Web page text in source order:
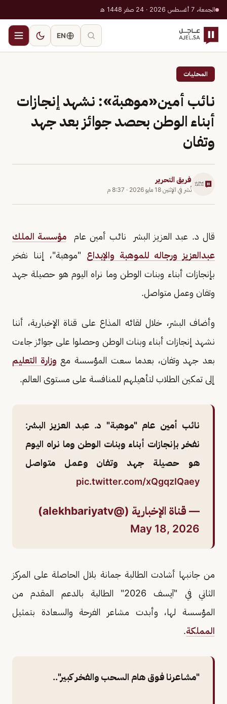
الجمعة، 7 أغسطس 2026 · 24 صفر 1448 هـ
EN
المحليات
نائب أمين«موهبة»: نشهد إنجازات
أبناء الوطن بحصد جوائز بعد جهد
وتفان
فريق التحرير
نُشر في الإثنين 18 مايو 2026 · 8:37 م
قال د. عبد العزيز البشر نائب أمين عام مؤسسة الملك
عبدالعزيز ورجاله للموهبة والإبداع "موهبة"، إننا نفخر
بإنجازات أبناء وبنات الوطن وما نراه اليوم هو حصيلة جهد
وتفان وعمل متواصل.
وأضاف البشر، خلال لقائه المذاع على قناة الإخبارية، أننا
نشهد إنجازات أبناء وبنات الوطن وحصلوا على جوائز جاءت
بعد جهد وتفان، بعدما سعت المؤسسة مع وزارة التعليم
إلى تمكين الطلاب لتأهيلهم للمنافسة على مستوى العالم.
نائب أمين عام "موهبة" د. عبد العزيز البشر:
نفخر بإنجازات أبناء وبنات الوطن وما نراه اليوم
هو حصيلة جهد وتفان وعمل متواصل
pic.twitter.com/xQgqzIQaey
— قناة الإخبارية (@alekhbariyatv)
May 18, 2026
من جانبها أشادت الطالبة جمانة بلال الحاصلة على المركز
الثاني في "آيسف 2026" الطالبة بالدعم المقدم من
المؤسسة لها، وأبدت مشاعر الفرحة والسعادة بتمثيل
المملكة.
"مشاعرنا فوق هام السحب والفخر كبير"..